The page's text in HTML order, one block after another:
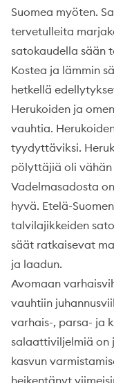
Suomea myöten.
tervetulleita
satokaudella sään
Kostea ja lämmin
hetkellä
Herukoiden ja
vauhtia.
tyydyttäviksi.
pölyttäjiä oli
Vadelmasadosta
hyvä. Etelä-
talvilajikkeiden
säät ratkaisevat
ja laadun.
Avomaan
vauhtiin
varhais-, parsa- ja
salaattiviljelmiä on
kasvun
heikentänyt